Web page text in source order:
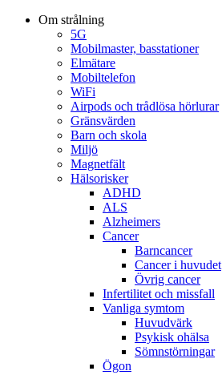
Om strålning
5G
Mobilmaster, basstationer
Elmätare
Mobiltelefon
WiFi
Airpods och trådlösa hörlurar
Gränsvärden
Barn och skola
Miljö
Magnetfält
Hälsorisker
ADHD
ALS
Alzheimers
Cancer
Barncancer
Cancer i huvudet
Övrig cancer
Infertilitet och missfall
Vanliga symtom
Huvudvärk
Psykisk ohälsa
Sömnstörningar
Ögon